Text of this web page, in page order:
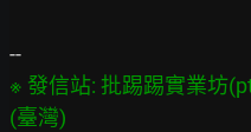
※ 發信站: 批踢踢實業坊
(臺灣)